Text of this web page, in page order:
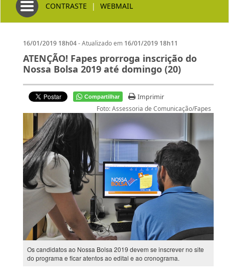
Toggle navigation
CONTRASTE | WEBMAIL
16/01/2019 18h04- Atualizado em 16/01/2019 18h11
ATENÇÃO! Fapes prorroga inscrição do
Nossa Bolsa 2019 até domingo (20)
Compartilhar Imprimir
Foto: Assessoria de Comunicação/Fapes
Os candidatos ao Nossa Bolsa 2019 devem se inscrever no site
do programa e ficar atentos ao edital e ao cronograma.